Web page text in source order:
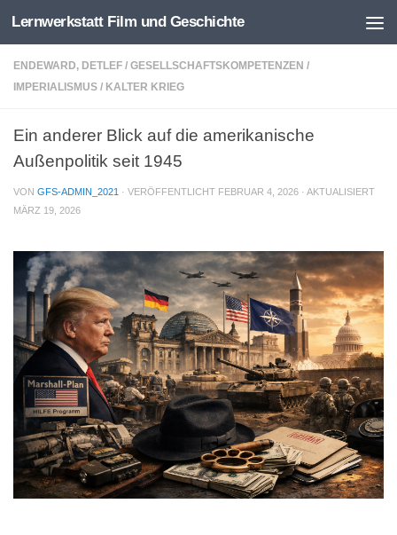
Zum Inhalt springen
Lernwerkstatt Film und Geschichte
ENDEWARD, DETLEF / GESELLSCHAFTSKOMPETENZEN /
IMPERIALISMUS / KALTER KRIEG
Ein anderer Blick auf die amerikanische
Außenpolitik seit 1945
VON GFS-ADMIN_2021 · VERÖFFENTLICHT FEBRUAR 4, 2026 · AKTUALISIERT
MÄRZ 19, 2026